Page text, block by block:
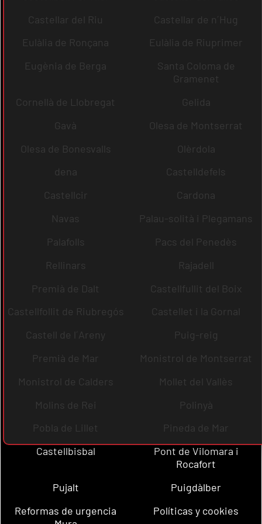
Castellar del Riu
Castellar de n´Hug
Eulàlia de Ronçana
Eulàlia de Riuprimer
Eugènia de Berga
Santa Coloma de
Gramenet
Cornellà de Llobregat
Gelida
Gavà
Olesa de Montserrat
Olesa de Bonesvalls
Olèrdola
dena
Castelldefels
Castellcir
Cardona
Navas
Palau-solità i Plegamans
Palafolls
Pacs del Penedès
Rellinars
Rajadell
Premià de Dalt
Castellfullit del Boix
Castellfollit de Riubregós
Castellet i la Gornal
Castell de l´Areny
Puig-reig
Premià de Mar
Monistrol de Montserrat
Monistrol de Calders
Mollet del Vallès
Molins de Rei
Polinyà
Pobla de Lillet
Pineda de Mar
Castellbisbal
Pont de Vilomara i
Rocafort
Pujalt
Puigdàlber
Reformas de urgencia
Políticas y cookies